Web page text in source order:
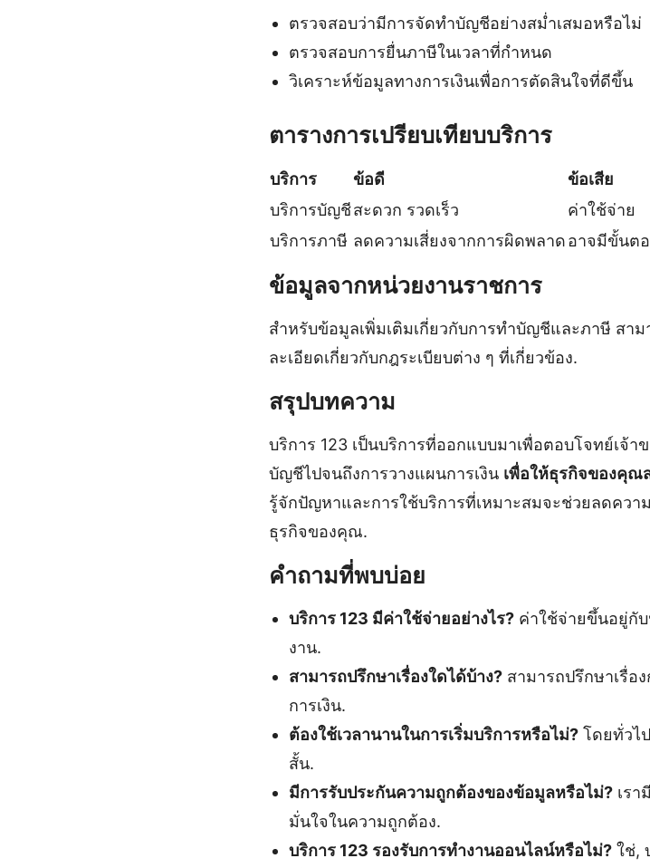
ตรวจสอบว่ามีการจัดทำบัญชีอย่างสม่ำเสมอหรือไม่
ตรวจสอบการยื่นภาษีในเวลาที่กำหนด
วิเคราะห์ข้อมูลทางการเงินเพื่อการตัดสินใจที่ดีขึ้น
ตารางการเปรียบเทียบบริการ
บริการ ข้อดี
ข้อเสีย
บริการบัญชีสะดวก รวดเร็ว
ค่าใช้จ่าย
บริการภาษี ลดความเสี่ยงจากการผิดพลาดอาจมีขั้นต
ข้อมูลจากหน่วยงานราชการ
สำหรับข้อมูลเพิ่มเติมเกี่ยวกับการทำบัญชีและภาษี สาม
ละเอียดเกี่ยวกับกฎระเบียบต่าง ๆ ที่เกี่ยวข้อง.
สรุปบทความ
บริการ 123 เป็นบริการที่ออกแบบมาเพื่อตอบโจทย์เจ้
บัญชีไปจนถึงการวางแผนการเงิน เพื่อให้ธุรกิจของคุณ
รู้จักปัญหาและการใช้บริการที่เหมาะสมจะช่วยลดควา
ธุรกิจของคุณ.
คำถามที่พบบ่อย
บริการ 123 มีค่าใช้จ่ายอย่างไร?ค่าใช้จ่ายขึ้นอยู่กับ
งาน.
สามารถปรึกษาเรื่องใดได้บ้าง?สามารถปรึกษาเรื่อ
การเงิน.
ต้องใช้เวลานานในการเริ่มบริการหรือไม่?โดยทั่วไป
สั้น.
มีการรับประกันความถูกต้องของข้อมูลหรือไม่?เรา
มั่นใจในความถูกต้อง.
บริการ 123 รองรับการทำงานออนไลน์หรือไม่?ใช่,